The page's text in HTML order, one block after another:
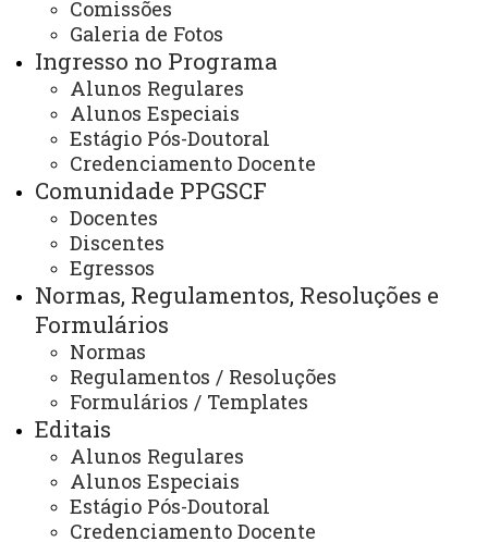
Comissões
Galeria de Fotos
Ingresso no Programa
Alunos Regulares
Alunos Especiais
Estágio Pós-Doutoral
Credenciamento Docente
Comunidade PPGSCF
Docentes
Discentes
Egressos
Normas, Regulamentos, Resoluções e
Formulários
Normas
Regulamentos / Resoluções
Formulários / Templates
Editais
Alunos Regulares
Alunos Especiais
Estágio Pós-Doutoral
Credenciamento Docente
Mestrado e Doutorado em Sociedade, Cultura e
Secretaria e Coordenação
COLEGIADO
Calendário de reuniões do
Colegiado -
ATUALIZAÇÃO MAIS RECENTE: 13 DE FEVEREIRO
DE 2025
ACESSOS: 873
Contato:
/
(45) 3576-8142